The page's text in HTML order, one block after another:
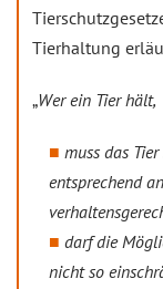
Tierhaltung
„Wer ein Tier hält,
muss das
entsprechend
darf die
nicht so